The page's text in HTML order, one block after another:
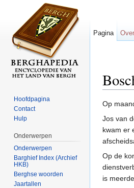
Op
Jos van
kwam er
Op de
is
Pagina
Hoofdpagina
Contact
Hulp
Onderwerpen
Onderwerpen
Barghief Index (Archief
HKB)
Berghse woorden
Jaartallen